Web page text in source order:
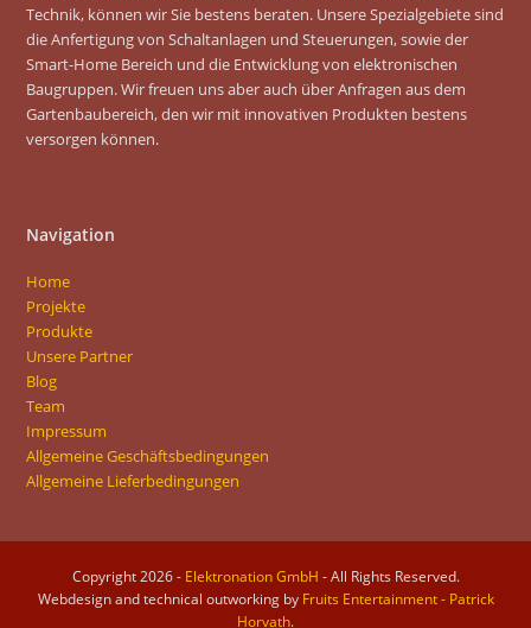
Technik, können wir Sie bestens beraten. Unsere Spezialgebiete sind
die Anfertigung von Schaltanlagen und Steuerungen, sowie der
Smart-Home Bereich und die Entwicklung von elektronischen
Baugruppen. Wir freuen uns aber auch über Anfragen aus dem
Gartenbaubereich, den wir mit innovativen Produkten bestens
versorgen können.
Navigation
Home
Projekte
Produkte
Unsere Partner
Blog
Team
Impressum
Allgemeine Geschäftsbedingungen
Allgemeine Lieferbedingungen
Copyright 2026 - Elektronation GmbH - All Rights Reserved.
Webdesign and technical outworking by Fruits Entertainment - Patrick
Horvath.